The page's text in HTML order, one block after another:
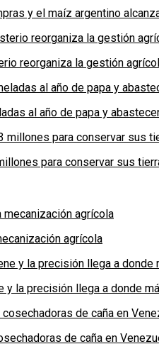
y el maíz argentino
reorganiza la gestión
al año de papa y
para conservar sus
agrícola
y la precisión llega a donde
de caña en